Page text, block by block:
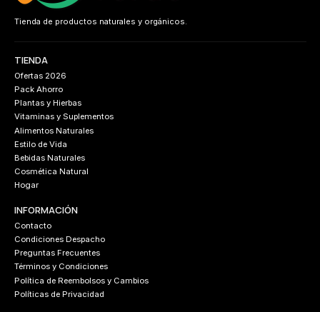
Tienda de productos naturales y orgánicos.
TIENDA
Ofertas 2026
Pack Ahorro
Plantas y Hierbas
Vitaminas y Suplementos
Alimentos Naturales
Estilo de Vida
Bebidas Naturales
Cosmética Natural
Hogar
INFORMACIÓN
Contacto
Condiciones Despacho
Preguntas Frecuentes
Términos y Condiciones
Política de Reembolsos y Cambios
Políticas de Privacidad